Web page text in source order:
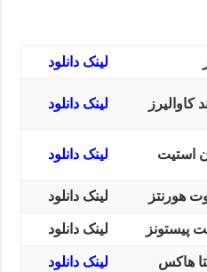
لینک دانلود
کاوالیرز لینک دانلود
استیت لینک دانلود
هورنتز لینک دانلود
پیستونز لینک دانلود
هاکس لینک دانلود